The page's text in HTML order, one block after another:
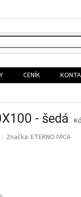
CENÍK
- šedá
Značka: ETERNO IVICA